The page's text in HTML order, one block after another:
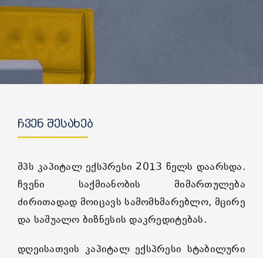
ჩვენ შესახებ
შპს კაპიტალ ექსპრესი 2013 წელს დაარსდა.
ჩვენი საქმიანობის მიმართულება
ძირითადად მოიცავს სამომხმარებლო, მცირე
და საშუალო ბიზნესის დაკრედიტებას.
დღეისათვის კაპიტალ ექსპრესი სტაბილური